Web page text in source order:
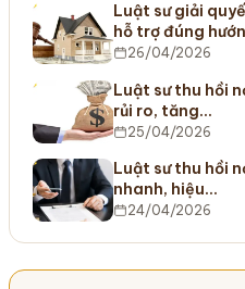
Luật sư giải
hỗ trợ đúng
26/04/2026
Luật sư thu hồi
rủi ro, tăng…
25/04/2026
Luật sư thu hồi
nhanh, hiệu…
24/04/2026